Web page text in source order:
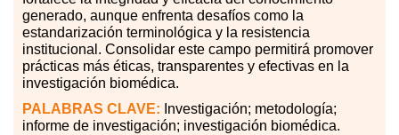
generado, aunque enfrenta desafíos como la
estandarización terminológica y la resistencia
institucional. Consolidar este campo permitirá promover
prácticas más éticas, transparentes y efectivas en la
investigación biomédica.
PALABRAS CLAVE: Investigación; metodología;
informe de investigación; investigación biomédica.